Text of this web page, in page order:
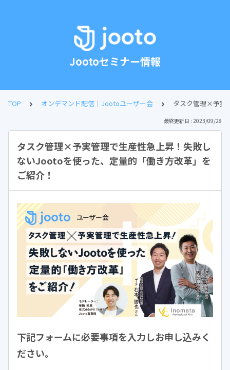
Jootoセミナー情報
TOP オンデマンド配信｜Jootoユーザー会 タスク管理×予実
最終更新日 : 2023/09/28
タスク管理×予実管理で生産性急上昇！失敗し
ないJootoを使った、定量的「働き方改革」を
ご紹介！
下記フォームに必要事項を入力しお申し込みく
ださい。